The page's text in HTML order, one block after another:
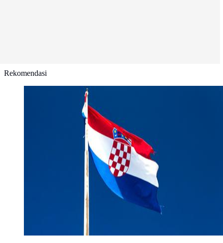
Rekomendasi